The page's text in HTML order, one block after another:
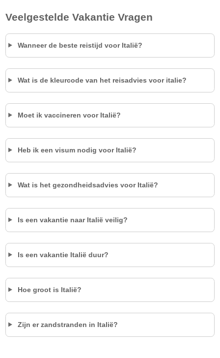
Veelgestelde Vakantie Vragen
Wanneer de beste reistijd voor Italië?
Wat is de kleurcode van het reisadvies voor italie?
Moet ik vaccineren voor Italië?
Heb ik een visum nodig voor Italië?
Wat is het gezondheidsadvies voor Italië?
Is een vakantie naar Italië veilig?
Is een vakantie Italië duur?
Hoe groot is Italië?
Zijn er zandstranden in Italië?